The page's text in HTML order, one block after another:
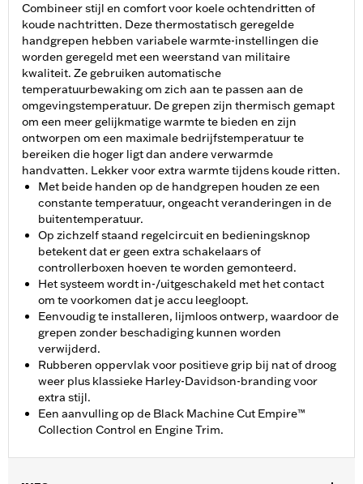
Combineer stijl en comfort voor koele ochtendritten of
koude nachtritten. Deze thermostatisch geregelde
handgrepen hebben variabele warmte-instellingen die
worden geregeld met een weerstand van militaire
kwaliteit. Ze gebruiken automatische
temperatuurbewaking om zich aan te passen aan de
omgevingstemperatuur. De grepen zijn thermisch gemapt
om een meer gelijkmatige warmte te bieden en zijn
ontworpen om een maximale bedrijfstemperatuur te
bereiken die hoger ligt dan andere verwarmde
handvatten. Lekker voor extra warmte tijdens koude ritten.
Met beide handen op de handgrepen houden ze een
constante temperatuur, ongeacht veranderingen in de
buitentemperatuur.
Op zichzelf staand regelcircuit en bedieningsknop
betekent dat er geen extra schakelaars of
controllerboxen hoeven te worden gemonteerd.
Het systeem wordt in-/uitgeschakeld met het contact
om te voorkomen dat je accu leegloopt.
Eenvoudig te installeren, lijmloos ontwerp, waardoor de
grepen zonder beschadiging kunnen worden
verwijderd.
Rubberen oppervlak voor positieve grip bij nat of droog
weer plus klassieke Harley-Davidson-branding voor
extra stijl.
Een aanvulling op de Black Machine Cut Empire™
Collection Control en Engine Trim.